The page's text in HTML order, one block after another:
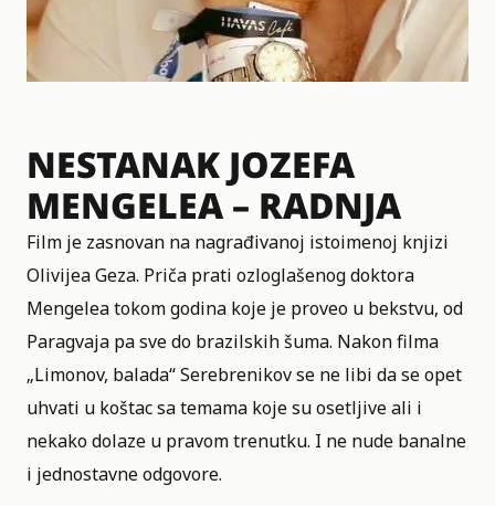
NESTANAK JOZEFA
MENGELEA – RADNJA
Film je zasnovan na nagrađivanoj istoimenoj knjizi
Olivijea Geza. Priča prati ozloglašenog doktora
Mengelea tokom godina koje je proveo u bekstvu, od
Paragvaja pa sve do brazilskih šuma. Nakon filma
„Limonov, balada“ Serebrenikov se ne libi da se opet
uhvati u koštac sa temama koje su osetljive ali i
nekako dolaze u pravom trenutku. I ne nude banalne
i jednostavne odgovore.